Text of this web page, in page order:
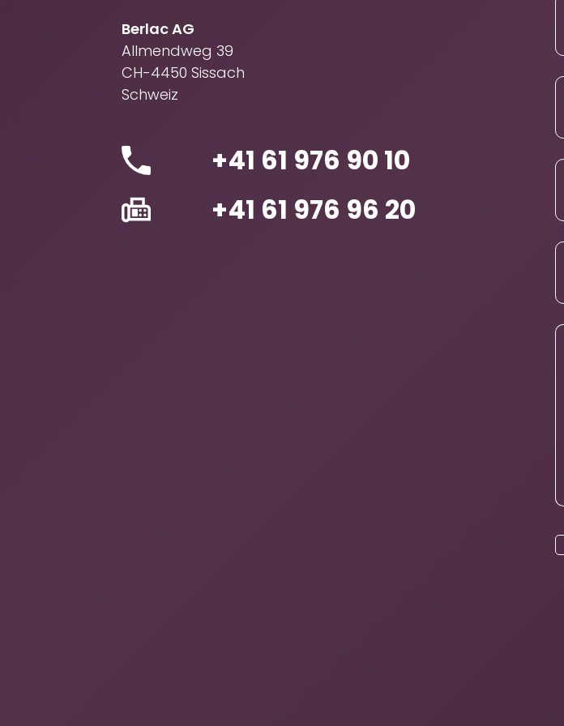
Berlac AG
Allmendweg 39
CH-4450 Sissach
Schweiz
+41 61 976 90 10
+41 61 976 96 20